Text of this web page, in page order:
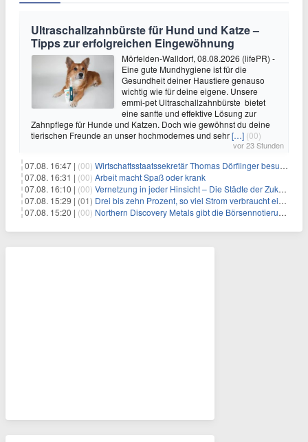
Ultraschallzahnbürste für Hund und Katze –
Tipps zur erfolgreichen Eingewöhnung
Mörfelden-Walldorf, 08.08.2026 (lifePR) -
Eine gute Mundhygiene ist für die
Gesundheit deiner Haustiere genauso
wichtig wie für deine eigene. Unsere
emmi-pet Ultraschallzahnbürste bietet
eine sanfte und effektive Lösung zur
Zahnpflege für Hunde und Katzen. Doch wie gewöhnst du deine
tierischen Freunde an unser hochmodernes und sehr[…] (00)
vor 23 Stunden
07.08. 16:47 | (00) Wirtschaftsstaatssekretär Thomas Dörflinger besucht Handwerksbetrieb im Kammerbezirk Freiburg
07.08. 16:31 | (00) Arbeit macht Spaß oder krank
07.08. 16:10 | (00) Vernetzung in jeder Hinsicht – Die Städte der Zukunft sind grün-blau
07.08. 15:29 | (01) Drei bis zehn Prozent, so viel Strom verbraucht ein Aufzug im Gebäude
07.08. 15:20 | (00) Northern Discovery Metals gibt die Börsennotierung an der Frankfurter Wertpapierbörse bekannt